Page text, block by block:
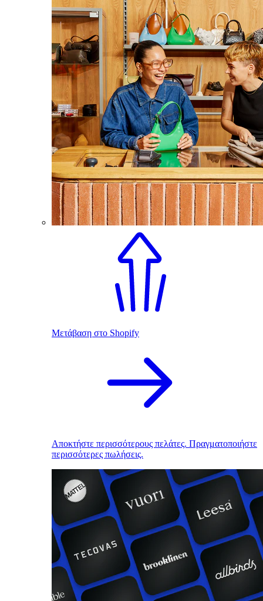
Μετάβαση στο Shopify
Αποκτήστε περισσότερους πελάτες. Πραγματοποιήστε
περισσότερες πωλήσεις.